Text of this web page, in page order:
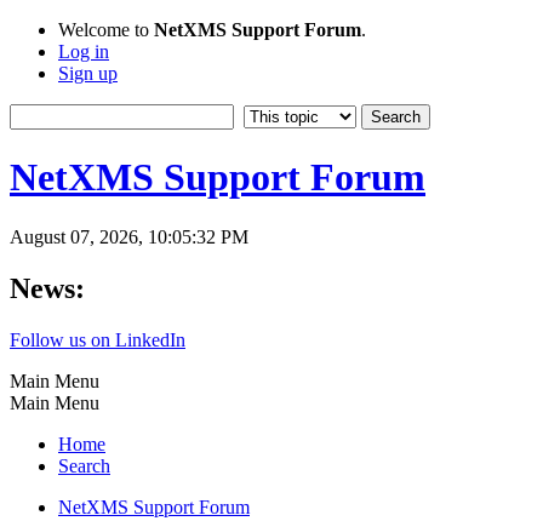
Welcome to NetXMS Support Forum.
Log in
Sign up
NetXMS Support Forum
August 07, 2026, 10:05:32 PM
News:
Follow us on LinkedIn
Main Menu
Main Menu
Home
Search
NetXMS Support Forum